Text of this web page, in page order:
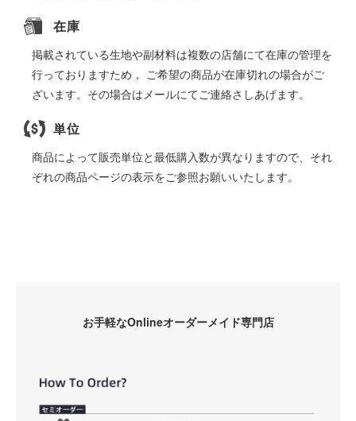
在庫
掲載されている生地や副材料は複数の店舗にて在庫の管理を
行っておりますため， ご希望の商品が在庫切れの場合がご
ざいます。その場合はメールにてご連絡さしあげます。
単位
商品によって販売単位と最低購入数が異なりますので、それ
ぞれの商品ページの表示をご参照お願いいたします。
お手軽なOnlineオーダーメイド専門店